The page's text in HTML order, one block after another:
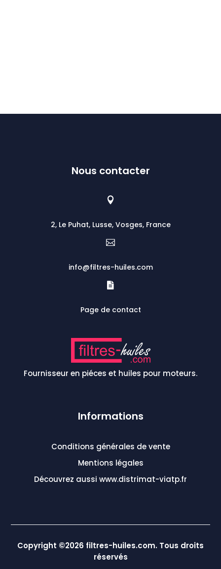
Nous contacter

2, Le Puhat, Lusse, Vosges, France

info@filtres-huiles.com

Page de contact
Fournisseur en piéces et huiles pour moteurs.
Informations
Conditions générales de vente
Mentions légales
Découvrez aussi www.distrimat-viatp.fr
Copyright ©2026 filtres-huiles.com. Tous droits
réservés